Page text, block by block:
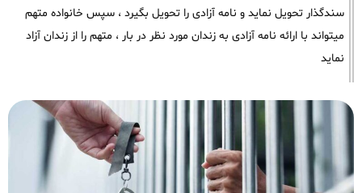
سندگذار تحویل نماید و نامه آزادی را تحویل بگیرد ، سپس خانواده متهم
میتواند با ارائه نامه آزادی به زندان مورد نظر در بار ، متهم را از زندان آزاد
نماید